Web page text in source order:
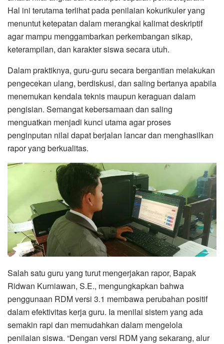
Hal ini terutama terlihat pada penilaian kokurikuler yang
menuntut ketepatan dalam merangkai kalimat deskriptif
agar mampu menggambarkan perkembangan sikap,
keterampilan, dan karakter siswa secara utuh.
Dalam praktiknya, guru-guru secara bergantian melakukan
pengecekan ulang, berdiskusi, dan saling bertanya apabila
menemukan kendala teknis maupun keraguan dalam
pengisian. Semangat kebersamaan dan saling
menguatkan menjadi kunci utama agar proses
penginputan nilai dapat berjalan lancar dan menghasilkan
rapor yang berkualitas.
Salah satu guru yang turut mengerjakan rapor, Bapak
Ridwan Kurniawan, S.E., mengungkapkan bahwa
penggunaan RDM versi 3.1 membawa perubahan positif
dalam efektivitas kerja guru. Ia menilai sistem yang ada
semakin rapi dan memudahkan dalam mengelola
penilaian siswa. “Dengan versi RDM yang sekarang, alur